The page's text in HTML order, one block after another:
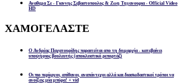
Αναθεμα Σε - Γιαννης Σεβαστοπουλος & Ζωη Τηγανουρια - Official Video
HD
ΧΑΜΟΓΕΛΑΣΤΕ
Ο Ανδρέας Παχατουρίδης παραιτείται απο τη δημαρχία - κατεβαίνει
υποψήφιος βουλευτής (αποκλειστικό ρεπορτάζ)
Οι πιο περίεργοι, απίθανοι, αναπάντεχοι αλλά και διασκεδαστικοί τρόποι να
ανοίξεις μία μπύρα! + vid